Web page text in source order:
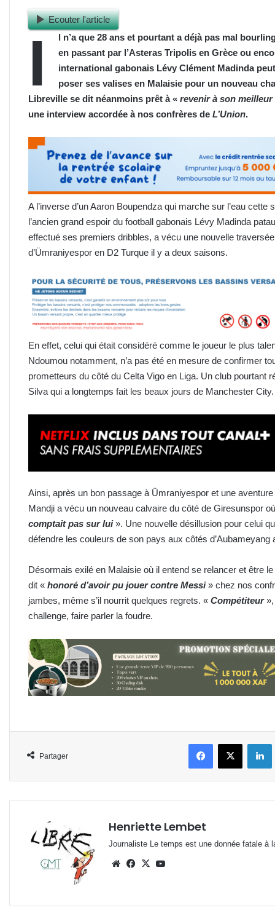
Ecouter l'article
I
l n’a que 28 ans et pourtant a déjà pas mal
en passant par l’Asteras Tripolis en Grèce ou
international gabonais Lévy Clément Madinda
poser ses valises en Malaisie pour un nouveau
Libreville se dit néanmoins prêt à « revenir à son
une interview accordée à nos confrères de L’Union.
A l’inverse d’un Aaron Boupendza qui marche sur l’eau
l’ancien grand espoir du football gabonais Lévy Madinda
effectué ses premiers dribbles, a vécu une nouvelle
d’Ümraniyespor en D2 Turque il y a deux saisons.
En effet, celui qui était considéré comme le joueur le plus
Ndoumou notamment, n’a pas été en mesure de confirmer
prometteurs du côté du Celta Vigo en Liga. Un club pourtant
Silva qui a longtemps fait les beaux jours de Manchester City.
Ainsi, après un bon passage à Ümraniyespor et une
Mandji a vécu un nouveau calvaire du côté de Giresunspor
comptait pas sur lui». Une nouvelle désillusion pour celui
défendre les couleurs de son pays aux côtés d’Aubameyang
Désormais exilé en Malaisie où il entend se relancer et être
dit « honoré d’avoir pu jouer contre Messi» chez nos
jambes, même s’il nourrit quelques regrets. « Compétiteur
challenge, faire parler la foudre.
Partager
FacebookX
Henriette Lembet
Journaliste Le temps est une donnée fatale à
WebsiteFacebook
X